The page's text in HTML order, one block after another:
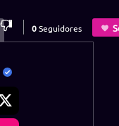
0Seguidores